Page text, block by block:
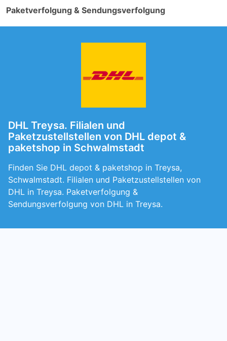
Paketverfolgung & Sendungsverfolgung
DHL Treysa. Filialen und
Paketzustellstellen von DHL depot &
paketshop in Schwalmstadt
Finden Sie DHL depot & paketshop in Treysa,
Schwalmstadt. Filialen und Paketzustellstellen von
DHL in Treysa. Paketverfolgung &
Sendungsverfolgung von DHL in Treysa.